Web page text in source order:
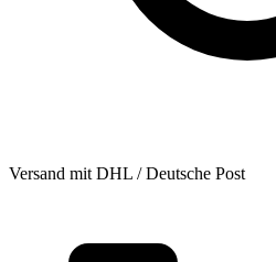
Versand mit DHL / Deutsche Post